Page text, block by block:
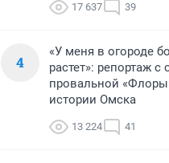
17 637 39
4
«У меня в огороде
растет»: репортаж с
провальной
истории Омска
13 224 41